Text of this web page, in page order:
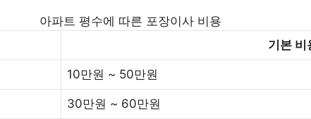
아파트 평수에 따른 포장이사 비용
기본 비
10만원 ~ 50만원
30만원 ~ 60만원